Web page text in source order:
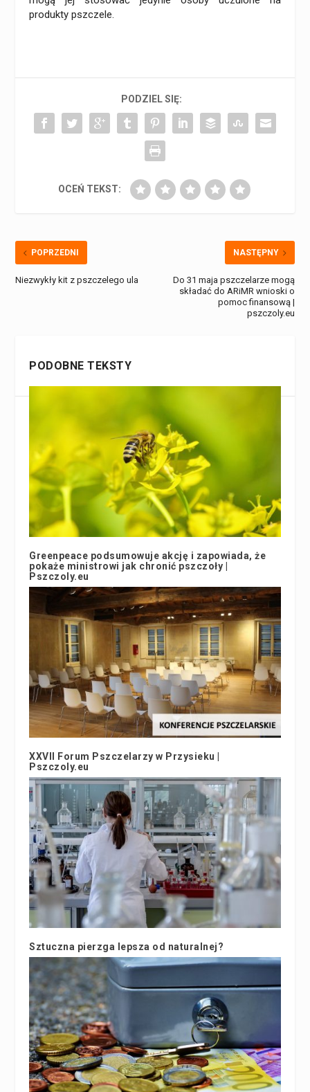
produkty pszczele.
PODZIEL SIĘ:
OCEŃ TEKST:
POPRZEDNI
Niezwykły kit z pszczelego ula
NASTĘPNY
Do 31 maja pszczelarze mogą
składać do ARiMR wnioski o
pomoc finansową |
pszczoly.eu
PODOBNE TEKSTY
Greenpeace podsumowuje akcję i zapowiada, że
pokaże ministrowi jak chronić pszczoły |
Pszczoly.eu
31 października 2018
XXVII Forum Pszczelarzy w Przysieku |
Pszczoly.eu
28 stycznia 2019
Sztuczna pierzga lepsza od naturalnej?
18 maja 2022